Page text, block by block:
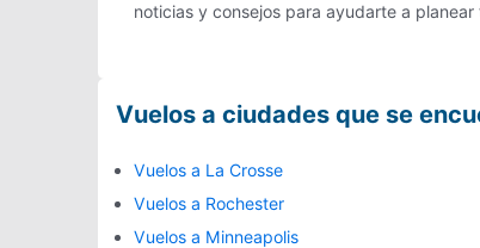
noticias y consejos para ayudarte a
Vuelos a ciudades que se
Vuelos a La Crosse
Vuelos a Rochester
Vuelos a Minneapolis